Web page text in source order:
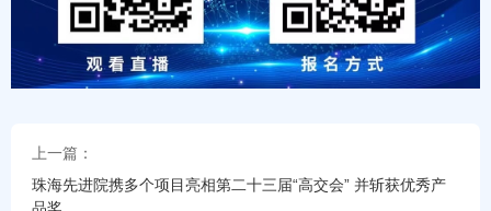
上一篇：
珠海先进院携多个项目亮相第二十三届“高交会” 并斩获优秀产